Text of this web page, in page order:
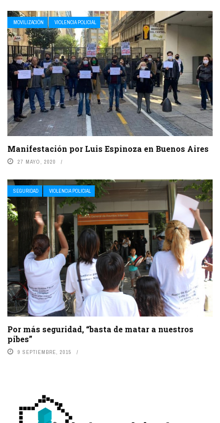
MOVILIZACIÓN VIOLENCIA POLICIAL
Manifestación por Luis Espinoza en Buenos Aires
27 MAYO, 2020
SEGURIDAD VIOLENCIA POLICIAL
Por más seguridad, “basta de matar a nuestros
pibes”
9 SEPTIEMBRE, 2015